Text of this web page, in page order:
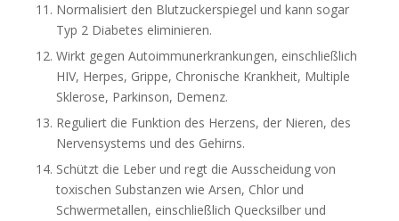
Normalisiert den Blutzuckerspiegel und kann sogar
Typ 2 Diabetes eliminieren.
Wirkt gegen Autoimmunerkrankungen, einschließlich
HIV, Herpes, Grippe, Chronische Krankheit, Multiple
Sklerose, Parkinson, Demenz.
Reguliert die Funktion des Herzens, der Nieren, des
Nervensystems und des Gehirns.
Schützt die Leber und regt die Ausscheidung von
toxischen Substanzen wie Arsen, Chlor und
Schwermetallen, einschließlich Quecksilber und